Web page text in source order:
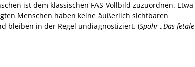
ist dem klassischen FAS-Vollbild zuzuordnen. Etwa
Menschen haben keine äußerlich sichtbaren
bleiben in der Regel undiagnostiziert. (Spohr „Das fetale